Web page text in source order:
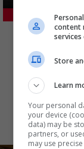
محليات
content
Store
Learn
Your personal
your device
data) may be
partners, or
may use